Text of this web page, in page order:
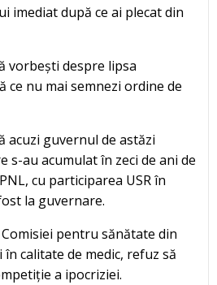
imediat după ce ai plecat din
vorbești despre lipsa
ce nu mai semnezi ordine de
acuzi guvernul de astăzi
s-au acumulat în zeci de ani de
cu participarea USR în
la guvernare.
pentru sănătate din
calitate de medic, refuz să
a ipocriziei.